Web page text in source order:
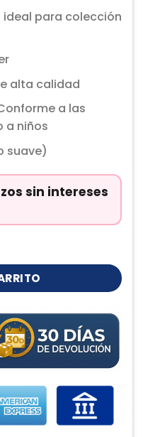
ideal para colección
alta calidad
a las
a niños
suave)
sin intereses